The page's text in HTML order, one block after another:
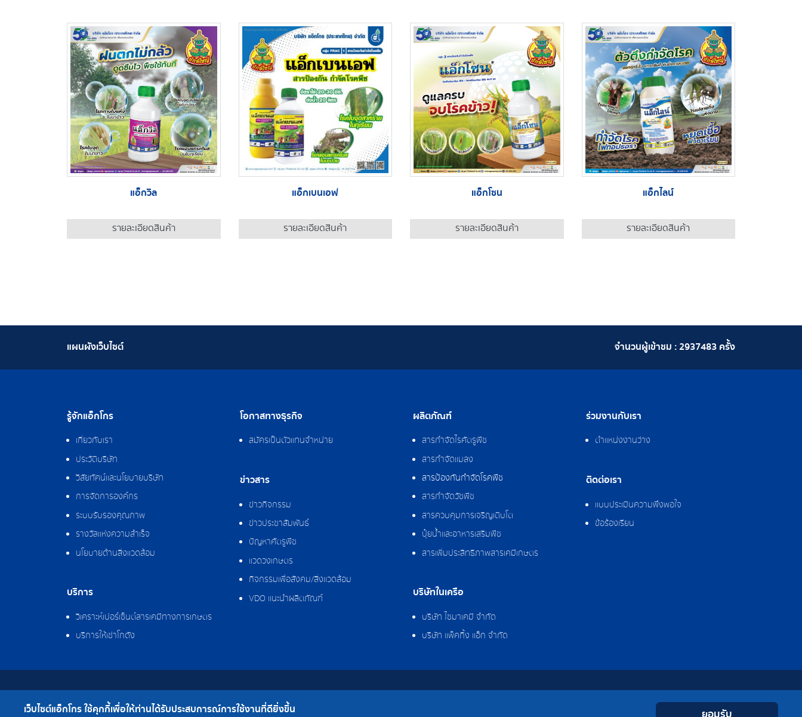
แอ็กวิล
รายละเอียดสินค้า
แอ็กเบนเอฟ
รายละเอียดสินค้า
แอ็กโซน
รายละเอียดสินค้า
แอ็กไลน์
รายละเอียดสินค้า
จำนวนผู้เข้าชม :2937483 ครั้ง
แผนผังเว็บไซต์
รู้จักแอ็กโกร
เกี่ยวกับเรา
ประวัติบริษัท
วิสัยทัศน์และนโยบายบริษัท
การจัดการองค์กร
ระบบรับรองคุณภาพ
รางวัลแห่งความสำเร็จ
นโยบายด้านสิ่งแวดล้อม
บริการ
วิเคราะห์เปอร์เซ็นต์สารเคมีทางการเกษตร
บริการให้เช่าโกดัง
โอกาสทางธุรกิจ
สมัครเป็นตัวแทนจำหน่าย
ข่าวสาร
ข่าวกิจกรรม
ข่าวประชาสัมพันธ์
ปัญหาศัตรูพืช
แวดวงเกษตร
กิจกรรมเพื่อสังคม/สิ่งแวดล้อม
VDO แนะนำผลิตภัณฑ์
ผลิตภัณฑ์
สารกำจัดไรศัตรูพืช
สารกำจัดแมลง
สารป้องกันกำจัดโรคพืช
สารกำจัดวัชพืช
สารควบคุมการเจริญเติบโต
ปุ๋ยน้ำและอาหารเสริมพืช
สารเพิ่มประสิทธิภาพสารเคมีเกษตร
บริษัทในเครือ
บริษัท ไซมาเคมี จำกัด
บริษัท แพ็คกิ้ง แอ็ก จำกัด
ร่วมงานกับเรา
ตำแหน่งงานว่าง
ติดต่อเรา
แบบประเมินความพึงพอใจ
ข้อร้องเรียน
สงวนลิขสิทธิ์ © 2562 บริษัท แอ็กโกร (ประเทศไทย) จำกัด
เว็บไซต์แอ็กโกร ใช้คุกกี้เพื่อให้ท่านได้รับประสบการณ์การใช้งานที่ดียิ่งขึ้น ContactYoutube
LINEFacebook
Instagram